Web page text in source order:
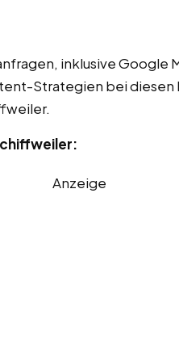
inklusive Google
Strategien bei
Anzeige